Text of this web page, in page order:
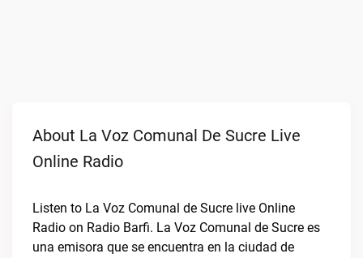
About La Voz Comunal De Sucre Live
Online Radio
Listen to La Voz Comunal de Sucre live Online
Radio on Radio Barfi. La Voz Comunal de Sucre es
una emisora que se encuentra en la ciudad de